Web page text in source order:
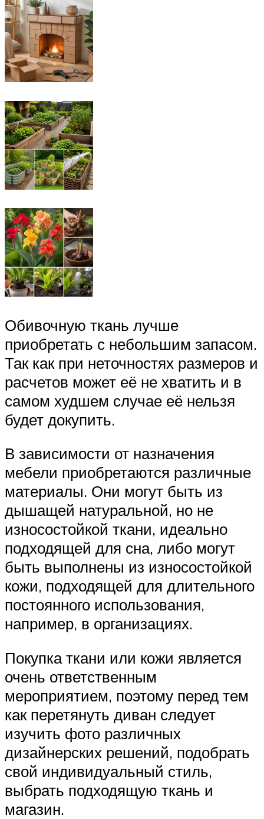
Обивочную ткань лучше
приобретать с небольшим запасом.
Так как при неточностях размеров и
расчетов может её не хватить и в
самом худшем случае её нельзя
будет докупить.
В зависимости от назначения
мебели приобретаются различные
материалы. Они могут быть из
дышащей натуральной, но не
износостойкой ткани, идеально
подходящей для сна, либо могут
быть выполнены из износостойкой
кожи, подходящей для длительного
постоянного использования,
например, в организациях.
Покупка ткани или кожи является
очень ответственным
мероприятием, поэтому перед тем
как перетянуть диван следует
изучить фото различных
дизайнерских решений, подобрать
свой индивидуальный стиль,
выбрать подходящую ткань и
магазин.